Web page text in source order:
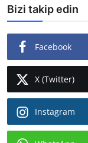
TBMM Haberleri
Belediye
Sağlık
SON DAKİKA
Asayiş
Bizi takip edin
Facebook
X (Twitter)
Instagram